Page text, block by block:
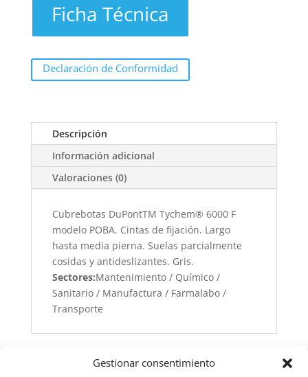
Gestionar consentimiento
Ficha Técnica
Declaración de Conformidad
Descripción
Información adicional
Valoraciones (0)
Cubrebotas DuPontTM Tychem® 6000 F
modelo POBA. Cintas de fijación. Largo
hasta media pierna. Suelas parcialmente
cosidas y antideslizantes. Gris.
Sectores:Mantenimiento / Químico /
Sanitario / Manufactura / Farmalabo /
Transporte